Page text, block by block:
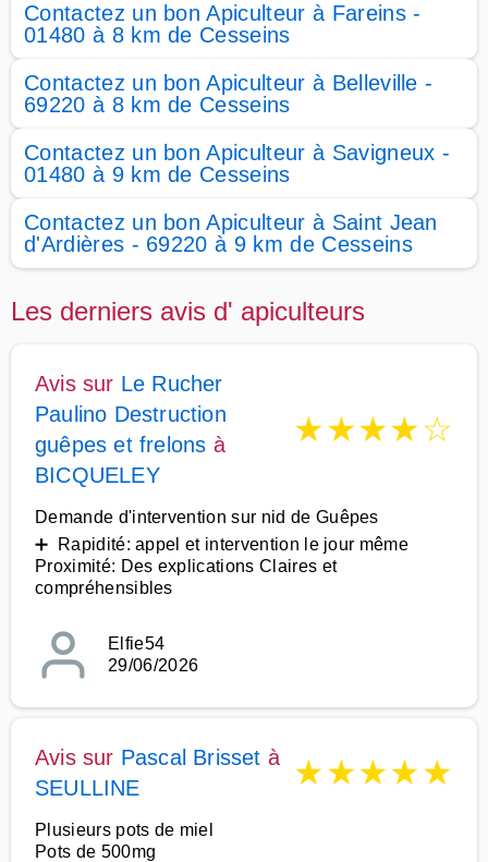
Contactez un bon Apiculteur à Fareins -
01480 à 8 km de Cesseins
Contactez un bon Apiculteur à Belleville -
69220 à 8 km de Cesseins
Contactez un bon Apiculteur à Savigneux -
01480 à 9 km de Cesseins
Contactez un bon Apiculteur à Saint Jean
d'Ardières - 69220 à 9 km de Cesseins
Les derniers avis d' apiculteurs
Avis sur Le Rucher
Paulino Destruction
guêpes et frelons à
BICQUELEY
★★★★☆
Demande d'intervention sur nid de Guêpes
➕ Rapidité: appel et intervention le jour même
Proximité: Des explications Claires et
compréhensibles
Elfie54
29/06/2026
Avis sur Pascal Brisset à
SEULLINE
★★★★★
Plusieurs pots de miel
Pots de 500mg